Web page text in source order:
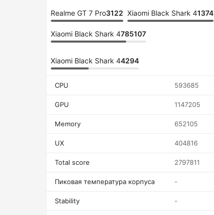
Realme GT 7 Pro3122 Xiaomi Black Shark 41374
Xiaomi Black Shark 4785107
Xiaomi Black Shark 44294
CPU 593685
GPU 1147205
Memory 652105
UX 404816
Total score 2797811
Пиковая температура корпуса -
Stability -